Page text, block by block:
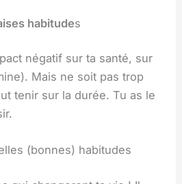
habitudes
négatif sur ta santé, sur
Mais ne soit pas trop
tenir sur la durée. Tu as le
(bonnes) habitudes